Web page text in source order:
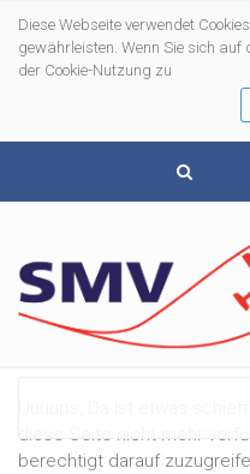
Diese Webseite verwendet
gewährleisten. Wenn Sie sich auf
der Cookie-Nutzung zu
Uuuups, Da ist etwas
diese Seite nicht mehr
berechtigt darauf